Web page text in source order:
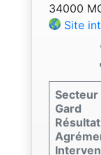
34000
Site
Secteur
Gard